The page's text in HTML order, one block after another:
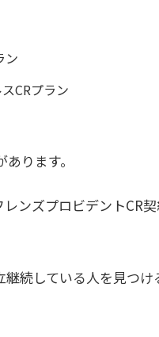
ン
CRプラン
ります。
レンズプロビデントCR
継続している人を見つけ